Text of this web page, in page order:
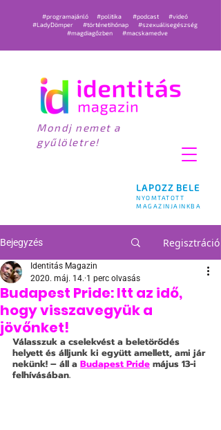
LAPOZZ BELE
NYOMTATOTT
MAGAZINJAINKBA
#programajánló #politika #podcast
#videó
#LadyDömper
#történetihónap
#szexuálisegészség
#magdiagőzben
#macskamedve
Mondj nemet a
gyűlöletre!
Bejegyzés Regisztráció
Budapest Pride: Itt az idő,
hogy visszavegyük a
jövőnket!
Identitás Magazin
2020. máj. 14. 1 perc olvasás
Válasszuk a cselekvést a beletörődés
helyett és álljunk ki együtt amellett, ami jár
nekünk! – áll a Budapest Pride május 13-i
felhívásában.